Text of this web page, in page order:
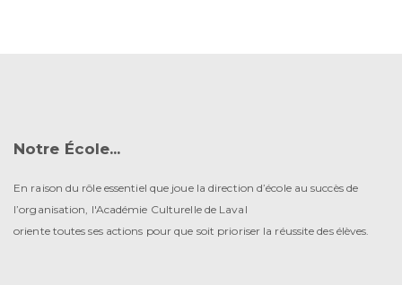
Notre École...
En raison du rôle essentiel que joue la direction d’école au succès de
l’organisation, l'Académie Culturelle de Laval
oriente toutes ses actions pour que soit prioriser la réussite des élèves.